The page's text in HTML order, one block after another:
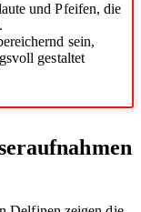
und Pfeifen, die
sein,
gestaltet